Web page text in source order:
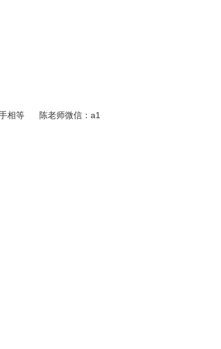
手相等 陈老师微信：a1